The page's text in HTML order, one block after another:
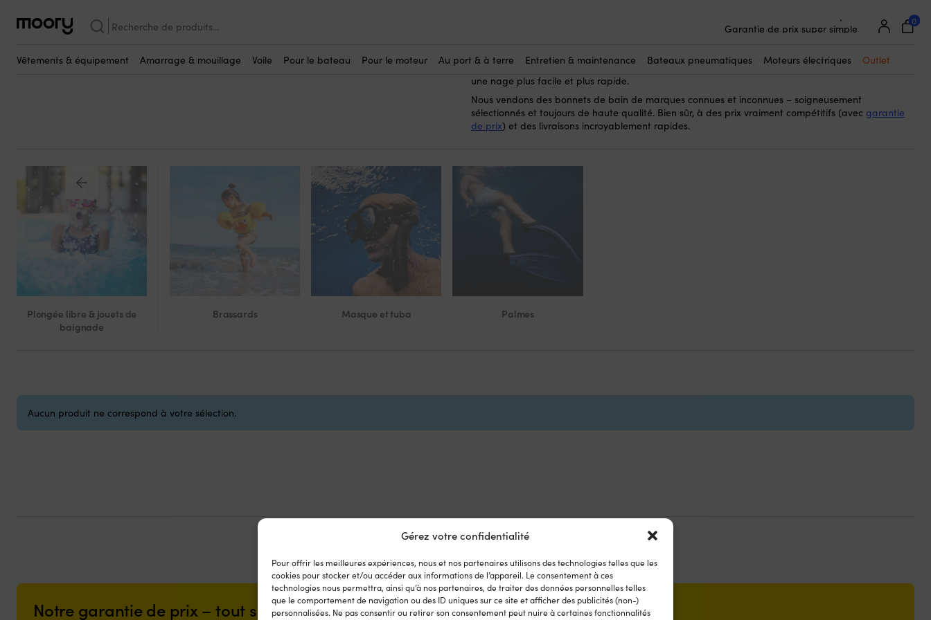
Gérez votre confidentialité
Pour offrir les meilleures expériences, nous et nos partenaires utilisons des technologies telles que les
cookies pour stocker et/ou accéder aux informations de l’appareil. Le consentement à ces
technologies nous permettra, ainsi qu’à nos partenaires, de traiter des données personnelles telles
que le comportement de navigation ou des ID uniques sur ce site et afficher des publicités (non-)
personnalisées. Ne pas consentir ou retirer son consentement peut nuire à certaines fonctionnalités
Recherche
pour :
25 000 accessoires bateau de 500 marques 0
Vêtements & équipement Amarrage & mouillage Voile Pour le bateau Pour le moteur Au port & à terre Entretien & maintenance Bateaux pneumatiques Moteurs électriques Outlet
Bonnets de bain
pour nager et vous baigner – lorsque vous êtes peut-être en
nager et plonger autant que vous le souhaitez. Le bonnet de bain veille également à ce que les
cheveux ne gênent pas lorsque vous devez nager rapidement et réduit la friction – garantissant
une nage plus facile et plus rapide.
Nous vendons des bonnets de bain de marques connues et inconnues – soigneusement
sélectionnés et toujours de haute qualité. Bien sûr, à des prix vraiment compétitifs (avec garantie
de prix) et des livraisons incroyablement rapides.
Plongée libre & jouets de
baignade
Brassards Masque et tuba Palmes
Aucun produit ne correspond à votre sélection.
Notre garantie de prix – tout simplement